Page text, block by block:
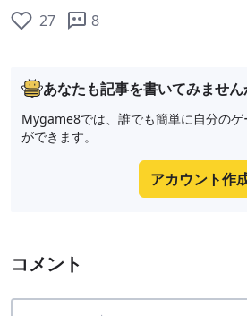
27 8
あなたも記事を書いてみません
Mygame8では、誰でも簡単に自分のゲ
ができます。
アカウント作
コメント